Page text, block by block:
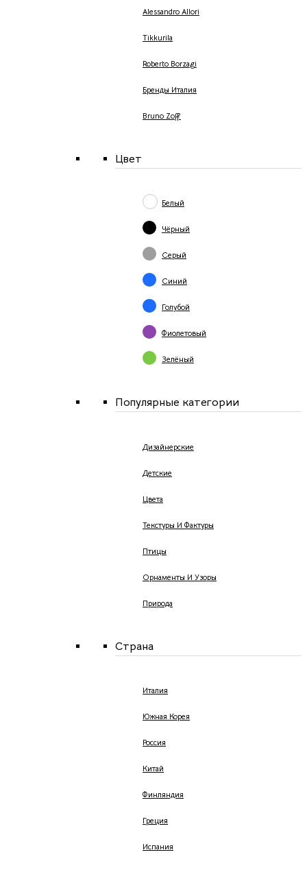
Alessandro Allori
Tikkurila
Roberto Borzagi
Бренды Италия
Bruno Zoff
Цвет
Белый
Чёрный
Серый
Синий
Голубой
Фиолетовый
Зелёный
Популярные категории
Дизайнерские
Детские
Цвета
Текстуры И Фактуры
Птицы
Орнаменты И Узоры
Природа
Страна
Италия
Южная Корея
Россия
Китай
Финляндия
Греция
Испания